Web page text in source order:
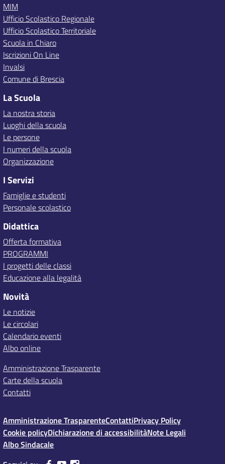
MIM
Ufficio Scolastico Regionale
Ufficio Scolastico Territoriale
Scuola in Chiaro
Iscrizioni On Line
Invalsi
Comune di Brescia
La Scuola
La nostra storia
Luoghi della scuola
Le persone
I numeri della scuola
Organizzazione
I Servizi
Famiglie e studenti
Personale scolastico
Didattica
Offerta formativa
PROGRAMMI
I progetti delle classi
Educazione alla legalità
Novità
Le notizie
Le circolari
Calendario eventi
Albo online
Amministrazione Trasparente
Carte della scuola
Contatti
Amministrazione TrasparenteContattiPrivacy Policy
Cookie policyDichiarazione di accessibilitàNote Legali
Albo Sindacale